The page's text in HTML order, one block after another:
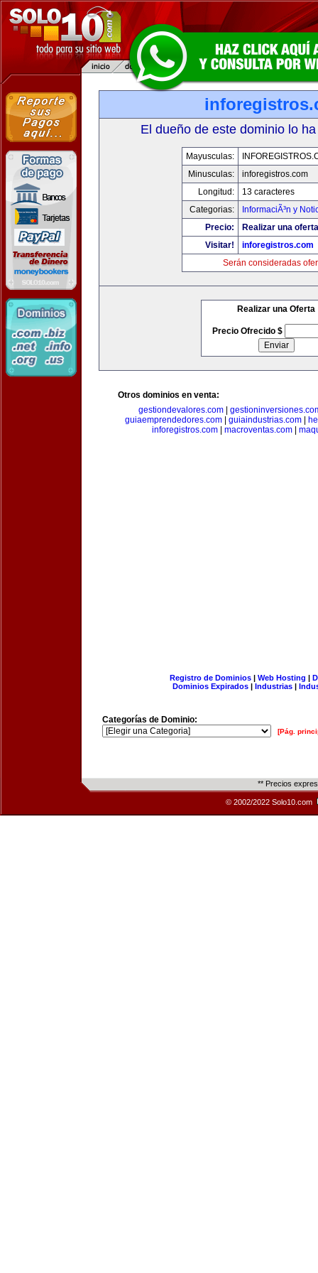
El dueño de este dominio lo
Mayusculas:
Minusculas:
inforegistros.com
Longitud:
13 caracteres
Categorias:
InformaciÃ³n y
Precio:
Realizar una
Visitar!
inforegistros.com
Serán consideradas
Realizar una Oferta
Precio Ofrecido $
Otros dominios en venta:
gestiondevalores.com|
guiaemprendedores.com
guiaindustrias.com
inforegistros.com| macroventas.com|
Registro de Dominios| Web Hosting |
Dominios Expirados | Industrias |
Categorías de Dominio:
[Pág.
** Precios
© 2002/2022 Solo10.com